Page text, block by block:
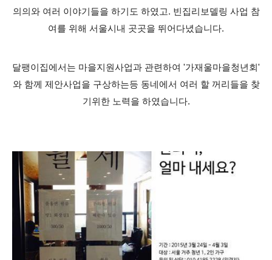
의의와 여러 이야기들을 하기도 하였고. 빈집리보델링 사업 참
여를 위해 서울시내 곳곳을 뛰어다녔습니다.
달팽이집에서는 마을지원사업과 관련하여 '가재울마을청년회'
와 함께 제안사업을 구상하는등 동네에서 여러 할 꺼리들을 찾
기위한 노력을 하였습니다.